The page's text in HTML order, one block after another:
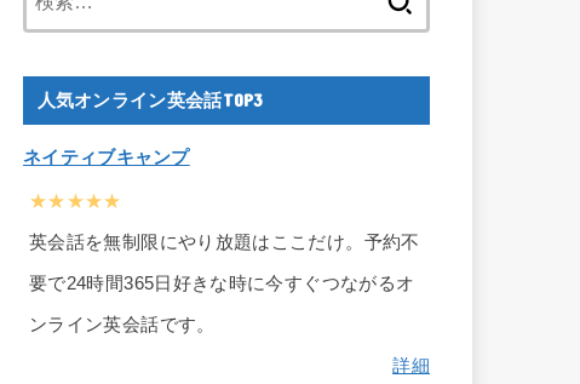
人気オンライン英会話TOP3
ネイティブキャンプ
★★★★★
英会話を無制限にやり放題はここだけ。予約不
要で24時間365日好きな時に今すぐつながるオ
ンライン英会話です。
詳細